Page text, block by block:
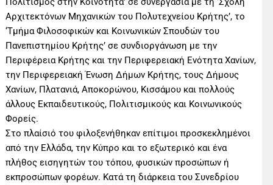
Αρχιτεκτόνων Μηχανικών του Πολυτεχνείου Κρήτης’, το
‘Τμήμα Φιλοσοφικών και Κοινωνικών Σπουδών του
Πανεπιστημίου Κρήτης’ σε συνδιοργάνωση με την
Περιφέρεια Κρήτης και την Περιφερειακή Ενότητα Χανίων,
την Περιφερειακή Ένωση Δήμων Κρήτης, τους Δήμους
Χανίων, Πλατανιά, Αποκορώνου, Κισσάμου και πολλούς
άλλους Εκπαιδευτικούς, Πολιτισμικούς και Κοινωνικούς
Φορείς.
Στο πλαίσιό του φιλοξενήθηκαν επίτιμοι προσκεκλημένοι
από την Ελλάδα, την Κύπρο και το εξωτερικό και ένα
πλήθος εισηγητών του τόπου, φυσικών προσώπων ή
εκπροσώπων φορέων. Κατά τη διάρκεια του Συνεδρίου